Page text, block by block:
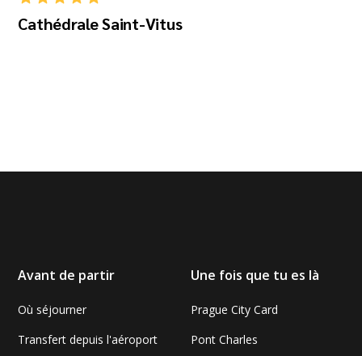
Cathédrale Saint-Vitus
Avant de partir
Où séjourner
Transfert depuis l'aéroport
Une fois que tu es là
Prague City Card
Pont Charles